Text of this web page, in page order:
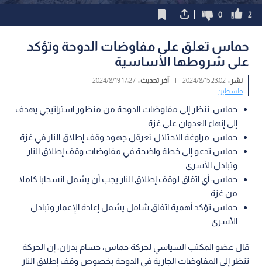
2
0
حماس تعلق على مفاوضات الدوحة وتؤكد
على شروطها الأساسية
نشر :23:02 2024/8/15
| آخر تحديث :17:27 2024/8/19
فلسطين
حماس: ننظر إلى مفاوضات الدوحة من منظور استراتيجي يهدف
إلى إنهاء العدوان على غزة
حماس: مراوغة الاحتلال تعرقل جهود وقف إطلاق النار في غزة
حماس تدعو إلى خطة واضحة في مفاوضات وقف إطلاق النار
وتبادل الأسرى
حماس: أي اتفاق لوقف إطلاق النار يجب أن يشمل انسحابا كاملا
من غزة
حماس تؤكد أهمية اتفاق شامل يشمل إعادة الإعمار وتبادل
الأسرى
قال عضو المكتب السياسي لحركة حماس، حسام بدران، إن الحركة
تنظر إلى المفاوضات الجارية في الدوحة بخصوص وقف إطلاق النار